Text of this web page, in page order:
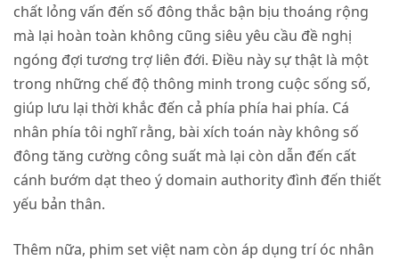
chất lỏng vấn đến số đông thắc bận bịu thoáng rộng
mà lại hoàn toàn không cũng siêu yêu cầu đề nghị
ngóng đợi tương trợ liên đới. Điều này sự thật là một
trong những chế độ thông minh trong cuộc sống số,
giúp lưu lại thời khắc đến cả phía phía hai phía. Cá
nhân phía tôi nghĩ rằng, bài xích toán này không số
đông tăng cường công suất mà lại còn dẫn đến cất
cánh bướm dạt theo ý domain authority đình đến thiết
yếu bản thân.
Thêm nữa, phim set việt nam còn áp dụng trí óc nhân